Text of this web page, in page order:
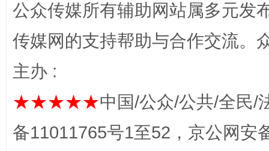
公众传媒所有辅助网站属多元发
传媒网的支持帮助与合作交流。
主办 :
★★★★★中国/公众/公共/全民/
备11011765号1至52，京公网安